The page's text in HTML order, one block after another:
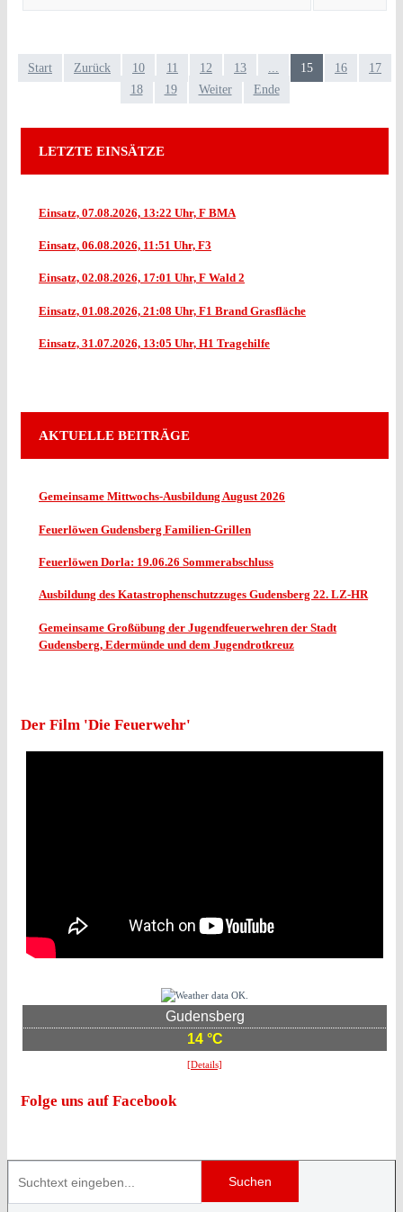
Start Zurück 10 11 12 13 ... 15 16
17
18
19 Weiter Ende
LETZTE EINSÄTZE
Einsatz, 07.08.2026, 13:22 Uhr, F BMA
Einsatz, 06.08.2026, 11:51 Uhr, F3
Einsatz, 02.08.2026, 17:01 Uhr, F Wald 2
Einsatz, 01.08.2026, 21:08 Uhr, F1 Brand Grasfläche
Einsatz, 31.07.2026, 13:05 Uhr, H1 Tragehilfe
AKTUELLE BEITRÄGE
Gemeinsame Mittwochs-Ausbildung August 2026
Feuerlöwen Gudensberg Familien-Grillen
Feuerlöwen Dorla: 19.06.26 Sommerabschluss
Ausbildung des Katastrophenschutzzuges Gudensberg 22. LZ-HR
Gemeinsame Großübung der Jugendfeuerwehren der Stadt
Gudensberg, Edermünde und dem Jugendrotkreuz
Der Film 'Die Feuerwehr'
Gudensberg
14 °C
[Details]
Folge uns auf Facebook
Suchen